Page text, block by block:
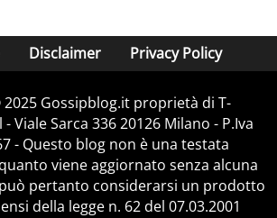
Disclaimer Privacy Policy
Gossipblog.it proprietà di T-
Viale Sarca 336 20126 Milano - P.Iva
- Questo blog non è una testata
viene aggiornato senza alcuna
pertanto considerarsi un prodotto
della legge n. 62 del 07.03.2001